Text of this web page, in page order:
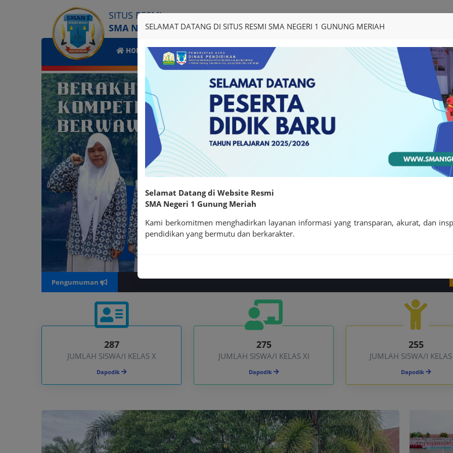
SITUS RESMI
SMA NEGERI 1 GUNUNG MERIAH
HOME PROFIL BERITA INFORMASI INTERAKSI E-
Pengumuman
287
JUMLAH SISWA/I KELAS X
Dapodik
275
JUMLAH SISWA/I KELAS XI
Dapodik
255
JUMLAH SISWA/I
Dapodik
SELAMAT DATANG DI SITUS RESMI SMA NEGERI 1 GUNUNG MERIAH
Selamat Datang di Website Resmi
SMA Negeri 1 Gunung Meriah
Kami berkomitmen menghadirkan layanan informasi yang transparan, akurat, dan
pendidikan yang bermutu dan berkarakter.